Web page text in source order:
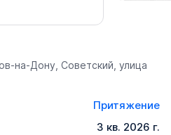
на-Дону, Советский, улица
Притяжение
3 кв. 2026 г.